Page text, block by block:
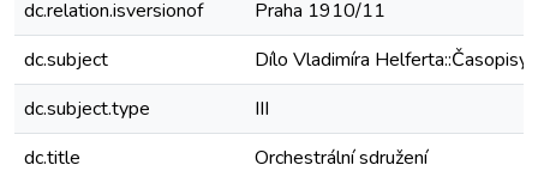
dc.relation.isversionof
Praha 1910/11
dc.subject
Dílo Vladimíra Helferta::Časopisy
dc.subject.type
III
dc.title
Orchestrální sdružení